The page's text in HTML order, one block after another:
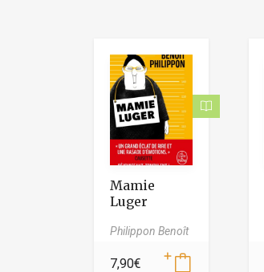
Mamie
Luger
Philippon Benoît
7,90€